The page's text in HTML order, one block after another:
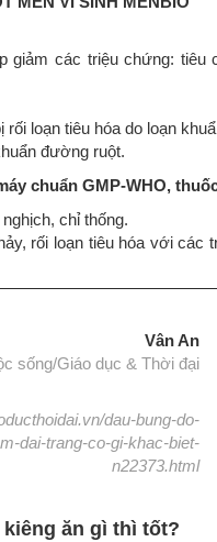
giảm các triệu chứng: tiêu
loạn tiêu hóa do loạn
đường ruột.
chuẩn GMP-WHO,
chỉ thống.
rối loạn tiêu hóa với các
Vân An
sống/Giáo dục & Thời đại
dau-bung-do-
dai-trang-co-gi-khac-biet-
n22373.html
ăn gì thì tốt?